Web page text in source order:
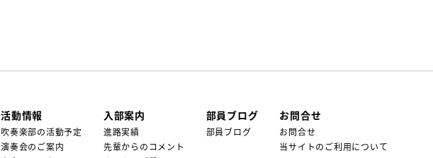
活動情報
吹奏楽部の活動予定
演奏会のご案内
入部案内
進路実績
先輩からのコメント
部員ブログ
部員ブログ
お問合せ
お問合せ
当サイトのご利用について